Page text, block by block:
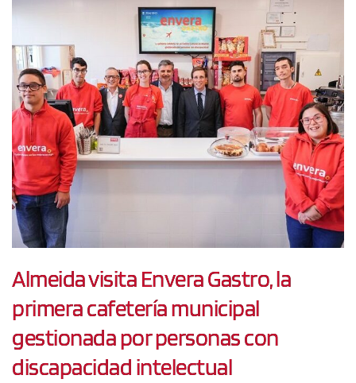
Almeida visita Envera Gastro, la
primera cafetería municipal
gestionada por personas con
discapacidad intelectual